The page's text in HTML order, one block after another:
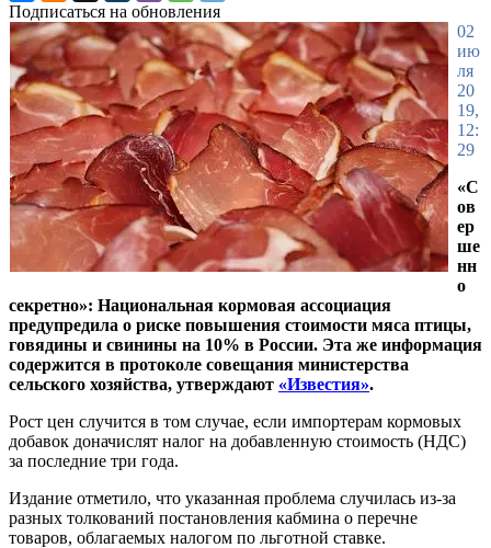
Подписаться на обновления
02
ию
ля
20
19,
12:
29
«С
ов
ер
ше
нн
о
секретно»: Национальная кормовая ассоциация
предупредила о риске повышения стоимости мяса птицы,
говядины и свинины на 10% в России. Эта же информация
содержится в протоколе совещания министерства
сельского хозяйства, утверждают «Известия».
Рост цен случится в том случае, если импортерам кормовых
добавок доначислят налог на добавленную стоимость (НДС)
за последние три года.
Издание отметило, что указанная проблема случилась из-за
разных толкований постановления кабмина о перечне
товаров, облагаемых налогом по льготной ставке.